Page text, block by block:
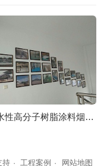
鲁蒙水性高分子树脂涂料烟囱内壁防腐的好选择
持 · 工程案例 · 网站地图